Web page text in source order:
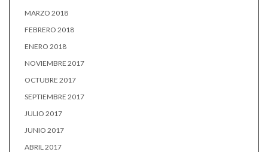
MARZO 2018
FEBRERO 2018
ENERO 2018
NOVIEMBRE 2017
OCTUBRE 2017
SEPTIEMBRE 2017
JULIO 2017
JUNIO 2017
ABRIL 2017